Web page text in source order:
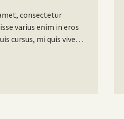
consectetur
varius enim in eros
cursus, mi quis viverra
faucibus nibh et
imperdiet. Nunc ut